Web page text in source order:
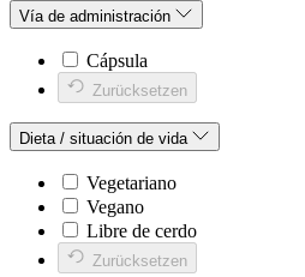
Vía de administración
Cápsula
Zurücksetzen
Dieta / situación de vida
Vegetariano
Vegano
Libre de cerdo
Zurücksetzen